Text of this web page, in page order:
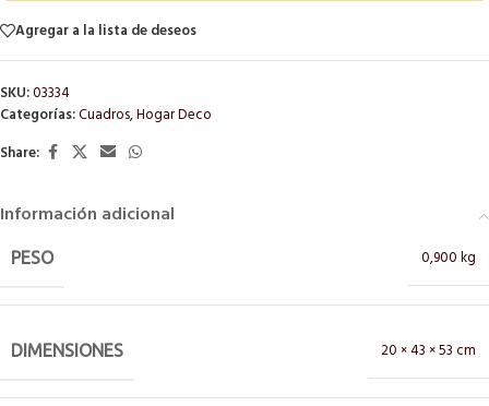
Agregar a la lista de deseos
SKU:03334
Categorías:Cuadros,Hogar Deco
Share:
Información adicional
PESO 0,900 kg
DIMENSIONES 20 × 43 × 53 cm